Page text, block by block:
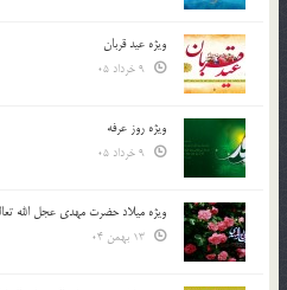
ویژه عید قربان
ویژه روز عرفه
ویژه میلاد حضرت مهدی عجل الله